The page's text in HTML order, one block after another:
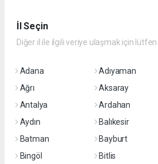
İl Seçin
Diğer il ile ilgili veriye ulaşmak için lütfen
Adana Adıyaman
Ağrı
Aksaray
Antalya
Ardahan
Aydın
Balıkesir
Batman
Bayburt
Bingöl
Bitlis